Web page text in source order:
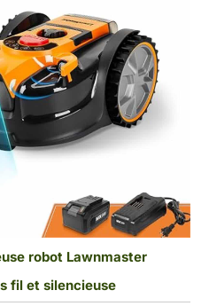
robot Lawnmaster
fil et silencieuse